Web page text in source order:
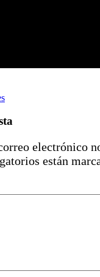
electrónico
están